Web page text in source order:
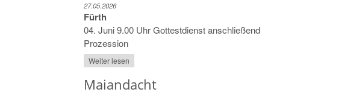
27.05.2026
Fürth
04. Juni 9.00 Uhr Gottestdienst anschließend
Prozession
Weiter lesen
Maiandacht